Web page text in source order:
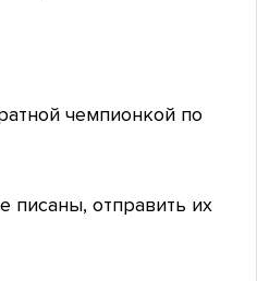
чемпионкой по
писаны, отправить их